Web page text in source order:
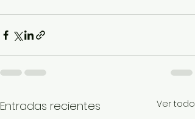
Entradas recientes Ver todo